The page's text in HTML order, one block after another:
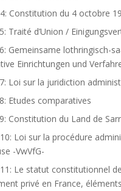
Constitution du 4 octobre
Traité d’Union /
Gemeinsame lothringisch-
Einrichtungen und
Loi sur la juridiction
Etudes comparatives
Constitution du Land de
Loi sur la procédure
-VwVfG-
Le statut constitutionnel de
privé en France,